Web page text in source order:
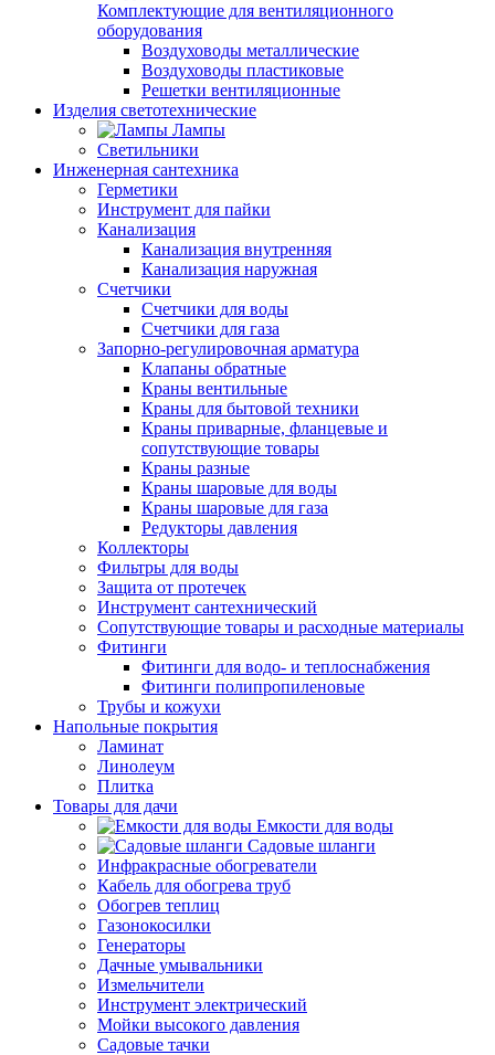
Комплектующие для вентиляционного
оборудования
Воздуховоды металлические
Воздуховоды пластиковые
Решетки вентиляционные
Изделия светотехнические
Лампы
Светильники
Инженерная сантехника
Герметики
Инструмент для пайки
Канализация
Канализация внутренняя
Канализация наружная
Счетчики
Счетчики для воды
Счетчики для газа
Запорно-регулировочная арматура
Клапаны обратные
Краны вентильные
Краны для бытовой техники
Краны приварные, фланцевые и
сопутствующие товары
Краны разные
Краны шаровые для воды
Краны шаровые для газа
Редукторы давления
Коллекторы
Фильтры для воды
Защита от протечек
Инструмент сантехнический
Сопутствующие товары и расходные материалы
Фитинги
Фитинги для водо- и теплоснабжения
Фитинги полипропиленовые
Трубы и кожухи
Напольные покрытия
Ламинат
Линолеум
Плитка
Товары для дачи
Емкости для воды
Садовые шланги
Инфракрасные обогреватели
Кабель для обогрева труб
Обогрев теплиц
Газонокосилки
Генераторы
Дачные умывальники
Измельчители
Инструмент электрический
Мойки высокого давления
Садовые тачки